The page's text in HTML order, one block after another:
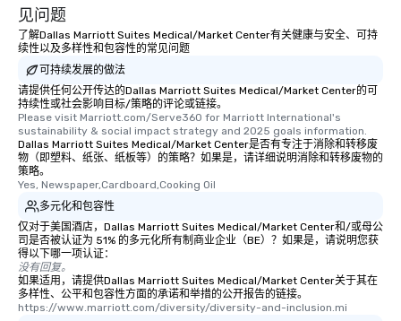
见问题
了解Dallas Marriott Suites Medical/Market Center有关健康与安全、可持
续性以及多样性和包容性的常见问题
可持续发展的做法
请提供任何公开传达的Dallas Marriott Suites Medical/Market Center的可
持续性或社会影响目标/策略的评论或链接。
Please visit Marriott.com/Serve360 for Marriott International's
sustainability & social impact strategy and 2025 goals information.
Dallas Marriott Suites Medical/Market Center是否有专注于消除和转移废
物（即塑料、纸张、纸板等）的策略？如果是，请详细说明消除和转移废物的
策略。
Yes, Newspaper,Cardboard,Cooking Oil
多元化和包容性
仅对于美国酒店，Dallas Marriott Suites Medical/Market Center和/或母公
司是否被认证为 51% 的多元化所有制商业企业（BE）？如果是，请说明您获
得以下哪一项认证：
没有回复。
如果适用，请提供Dallas Marriott Suites Medical/Market Center关于其在
多样性、公平和包容性方面的承诺和举措的公开报告的链接。
https://www.marriott.com/diversity/diversity-and-inclusion.mi